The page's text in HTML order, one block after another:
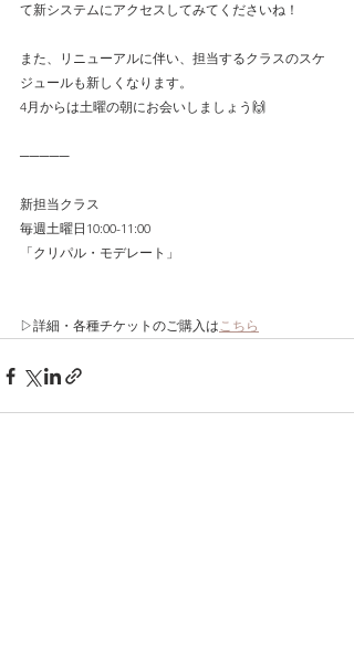
て新システムにアクセスしてみてくださいね！
また、リニューアルに伴い、担当するクラスのスケ
ジュールも新しくなります。
4月からは土曜の朝にお会いしましょう🙌
─────
新担当クラス
毎週土曜日10:00-11:00
「クリパル・モデレート」
▷詳細・各種チケットのご購入はこちら